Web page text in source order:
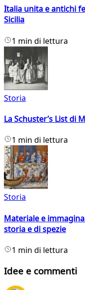
Italia unita e antichi
Sicilia
1 min di lettura
Storia
La Schuster’s List di
1 min di lettura
Storia
Materiale e
storia e di spezie
1 min di lettura
Idee e commenti